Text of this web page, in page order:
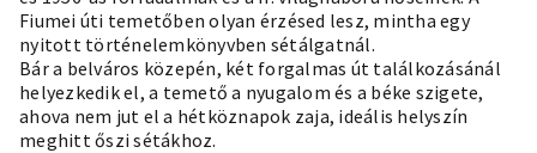
Fiumei úti temetőben olyan érzésed lesz, mintha egy
nyitott történelemkönyvben sétálgatnál.
Bár a belváros közepén, két forgalmas út találkozásánál
helyezkedik el, a temető a nyugalom és a béke szigete,
ahova nem jut el a hétköznapok zaja, ideális helyszín
meghitt őszisétákhoz.